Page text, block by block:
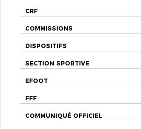
CRF
COMMISSIONS
DISPOSITIFS
SECTION SPORTIVE
EFOOT
FFF
COMMUNIQUÉ OFFICIEL